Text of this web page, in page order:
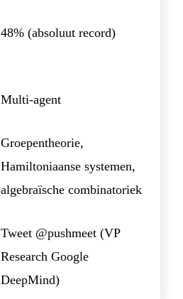
48% (absoluut record)
Multi-agent
Groepentheorie,
Hamiltoniaanse systemen,
algebraïsche combinatoriek
Tweet @pushmeet (VP
Research Google
DeepMind)